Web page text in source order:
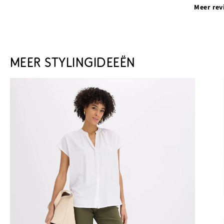
Meer
MEER STYLINGIDEEËN